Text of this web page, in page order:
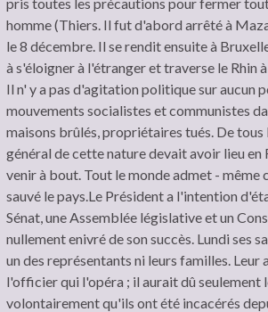
homme (Thiers. Il fut d'abord arrêté à
le 8 décembre. Il se rendit ensuite à
à s'éloigner à l'étranger et traverse le Rhin
Il n' y a pas d'agitation politique sur aucun
mouvements socialistes et communistes
maisons brûlés, propriétaires tués. De
général de cette nature devait avoir lieu en
venir à bout. Tout le monde admet - même
sauvé le pays.Le Président a l'intention
Sénat, une Assemblée législative et un
nullement enivré de son succès. Lundi ses
un des représentants ni leurs familles.
l'officier qui l'opéra ; il aurait dû seulement
volontairement qu'ils ont été incacérés